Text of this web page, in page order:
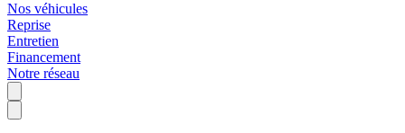
Nos véhicules
Reprise
Entretien
Financement
Notre réseau